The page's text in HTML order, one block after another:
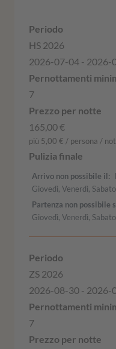
HS 2026
2026-07-04 - 2026-
7
165,00 €
più 5,00 € / persona /
Arrivo non possibile il
Giovedì, Venerdì, Sabato
Partenza non possibile
Giovedì, Venerdì, Sabato
ZS 2026
2026-08-30 - 2026-
7